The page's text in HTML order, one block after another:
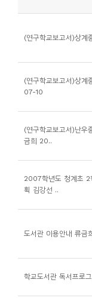
(연구학교보고서)상
(연구학교보고서)상
07-10
(연구학교보고서)난우
금희 20..
2007학년도 청계초 2
획 김강선 ..
도서관 이용안내 류
학교도서관 독서프로